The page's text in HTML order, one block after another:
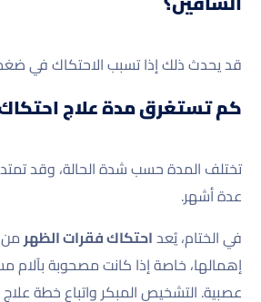
قد يحدث ذلك إذا تسبب الاحتكاك في
كم تستغرق مدة علاج
تختلف المدة حسب شدة الحالة، وقد
عدة أشهر.
في الختام، يُعداحتكاك فقرات الظهرمن
إهمالها، خاصة إذا كانت مصحوبة بآلام
عصبية. التشخيص المبكر واتباع خطة